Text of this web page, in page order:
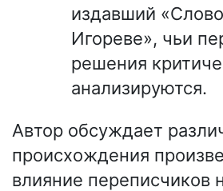
издавший
Игореве», чьи
решения
анализируются.
Автор обсуждает
происхождения
влияние переписчиков